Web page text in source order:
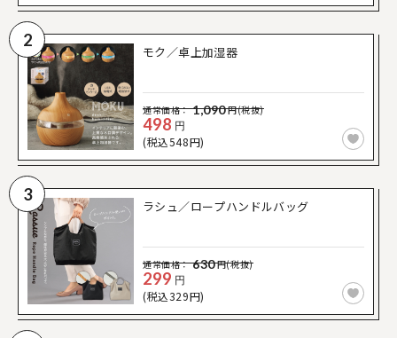
2
モク／卓上加湿器
通常価格： 1,090円(税抜)
498 円
(税込548円)
3
ラシュ／ロープハンドルバッグ
通常価格： 630円(税抜)
299 円
(税込329円)